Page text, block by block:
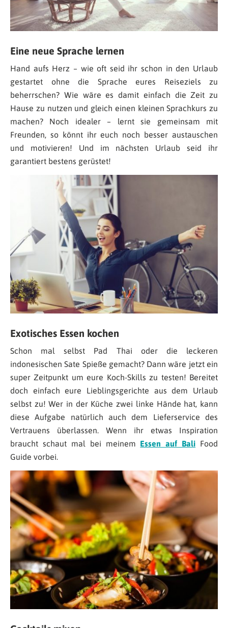
Eine neue Sprache lernen
Hand aufs Herz – wie oft seid ihr schon in den Urlaub
gestartet ohne die Sprache eures Reiseziels zu
beherrschen? Wie wäre es damit einfach die Zeit zu
Hause zu nutzen und gleich einen kleinen Sprachkurs zu
machen? Noch idealer – lernt sie gemeinsam mit
Freunden, so könnt ihr euch noch besser austauschen
und motivieren! Und im nächsten Urlaub seid ihr
garantiert bestens gerüstet!
Exotisches Essen kochen
Schon mal selbst Pad Thai oder die leckeren
indonesischen Sate Spieße gemacht? Dann wäre jetzt ein
super Zeitpunkt um eure Koch-Skills zu testen! Bereitet
doch einfach eure Lieblingsgerichte aus dem Urlaub
selbst zu! Wer in der Küche zwei linke Hände hat, kann
diese Aufgabe natürlich auch dem Lieferservice des
Vertrauens überlassen. Wenn ihr etwas Inspiration
braucht schaut mal bei meinem Essen auf Bali Food
Guide vorbei.